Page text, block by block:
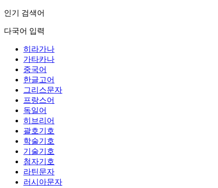
인기 검색어
다국어 입력
히라가나
가타카나
중국어
한글고어
그리스문자
프랑스어
독일어
히브리어
괄호기호
학술기호
기술기호
첨자기호
라틴문자
러시아문자